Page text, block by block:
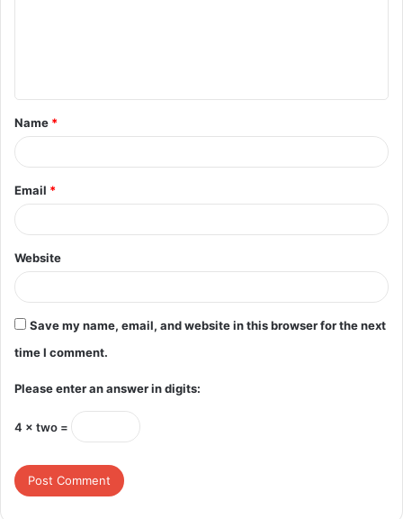
t
*
Name *
Email *
Website
Save my name, email, and website in this browser for the next
time I comment.
Please enter an answer in digits:
4 × two =